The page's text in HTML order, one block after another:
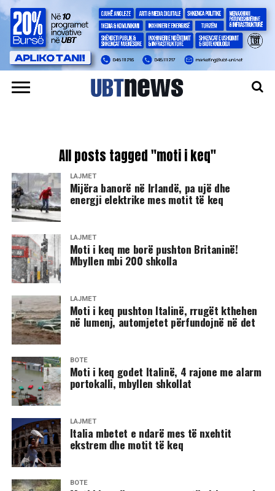
All posts tagged "moti i keq"
LAJMET
Mijëra banorë në Irlandë, pa ujë dhe
energji elektrike mes motit të keq
LAJMET
Moti i keq me borë pushton Britaninë!
Mbyllen mbi 200 shkolla
LAJMET
Moti i keq pushton Italinë, rrugët kthehen
në lumenj, automjetet përfundojnë në det
BOTË
Moti i keq godet Italinë, 4 rajone me alarm
portokalli, mbyllen shkollat
LAJMET
​Italia mbetet e ndarë mes të nxehtit
ekstrem dhe motit të keq
BOTË